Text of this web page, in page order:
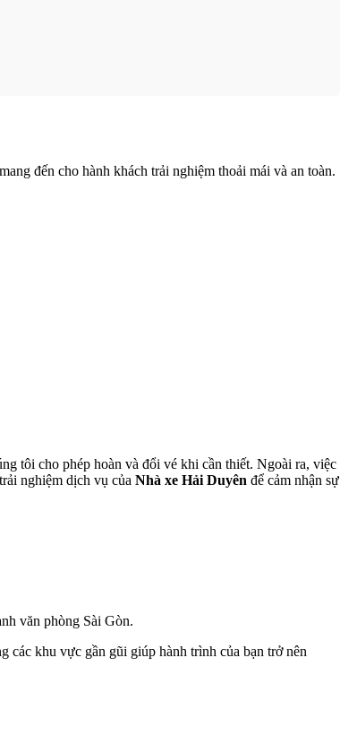
đến cho hành khách trải nghiệm thoải mái và an toàn.
tôi cho phép hoàn và đổi vé khi cần thiết. Ngoài ra, việc
nghiệm dịch vụ của Nhà xe Hải Duyên để cảm nhận sự
văn phòng Sài Gòn.
các khu vực gần gũi giúp hành trình của bạn trở nên